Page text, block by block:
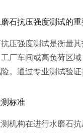
石抗压强度测试的重
压强度测试是衡量
厂车间或高负荷区
。通过专业测试验
标准
机构在进行水磨石